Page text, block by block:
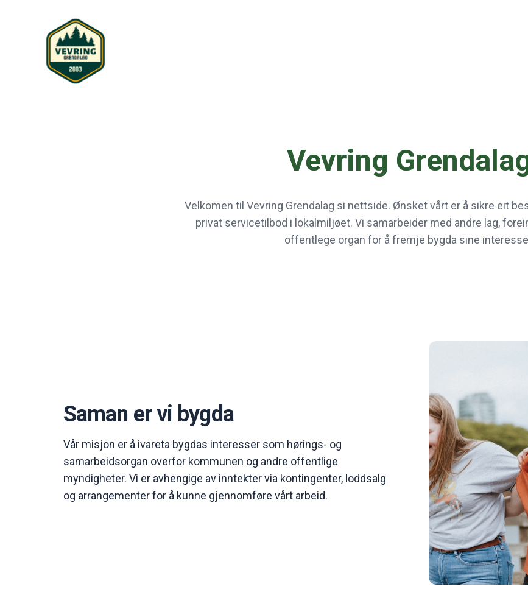
Vevring
Velkomen til Vevring Grendalag si nettside. Ønsket vårt er å sikre eit
privat servicetilbod i lokalmiljøet. Vi samarbeider med andre lag,
offentlege organ for å fremje bygda sine
Saman er vi bygda
Vår misjon er å ivareta bygdas interesser som hørings- og
samarbeidsorgan overfor kommunen og andre offentlige
myndigheter. Vi er avhengige av inntekter via kontingenter, loddsalg
og arrangementer for å kunne gjennomføre vårt arbeid.